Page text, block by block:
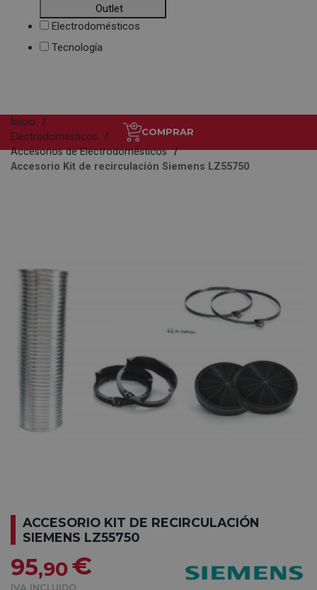
Outlet
Electrodomésticos
Tecnología
COMPRAR
Inicio
Electrodomésticos
Accesorios de Electrodomésticos
Accesorio Kit de recirculación Siemens LZ55750
ACCESORIO KIT DE RECIRCULACIÓN
SIEMENS LZ55750
95,90€
IVA INCLUIDO